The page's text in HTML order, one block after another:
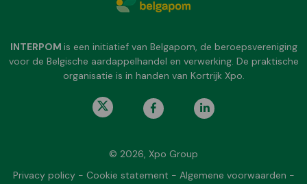
INTERPOM is een initiatief van Belgapom, de beroepsvereniging
voor de Belgische aardappelhandel en verwerking. De praktische
organisatie is in handen van Kortrijk Xpo.
© 2026, Xpo Group
Privacy policy- Cookie statement - Algemene voorwaarden -